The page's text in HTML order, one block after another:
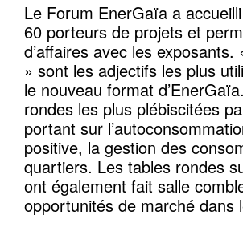
Le Forum EnerGaïa a
60 porteurs de projets et
d’affaires avec les
» sont les adjectifs les plus
le nouveau format
rondes les plus plébiscitées
portant sur
positive, la gestion des
quartiers. Les tables rondes
ont également fait salle
opportunités de marché dans